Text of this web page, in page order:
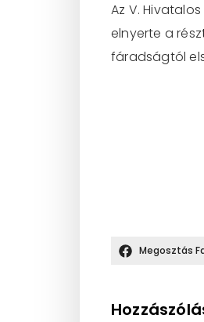
Az V.
elnyerte a
fáradságtól
Megosztás